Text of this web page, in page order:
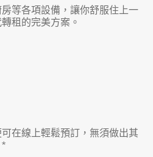
等各項設備，讓你舒服住上一
租的完美方案。
在線上輕鬆預訂，無須做出其